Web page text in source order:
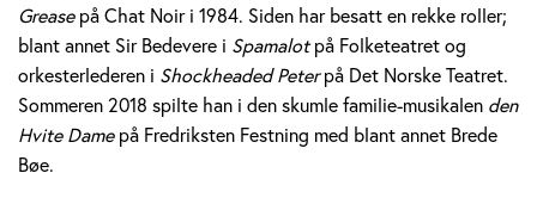
Greasepå Chat Noir i 1984. Siden har besatt en rekke roller;
blant annet Sir Bedevere i Spamalotpå Folketeatret og
orkesterlederen i Shockheaded Peterpå Det Norske Teatret.
Sommeren 2018 spilte han i den skumle familie-musikalen den
Hvite Damepå Fredriksten Festning med blant annet Brede
Bøe.